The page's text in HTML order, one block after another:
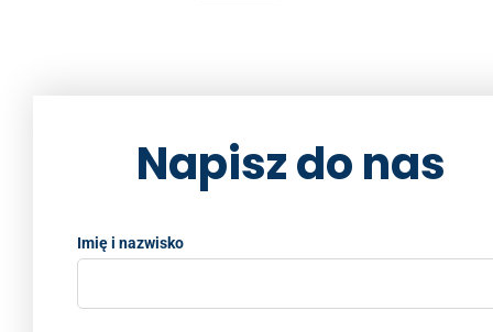
Napisz do nas
Imię i nazwisko